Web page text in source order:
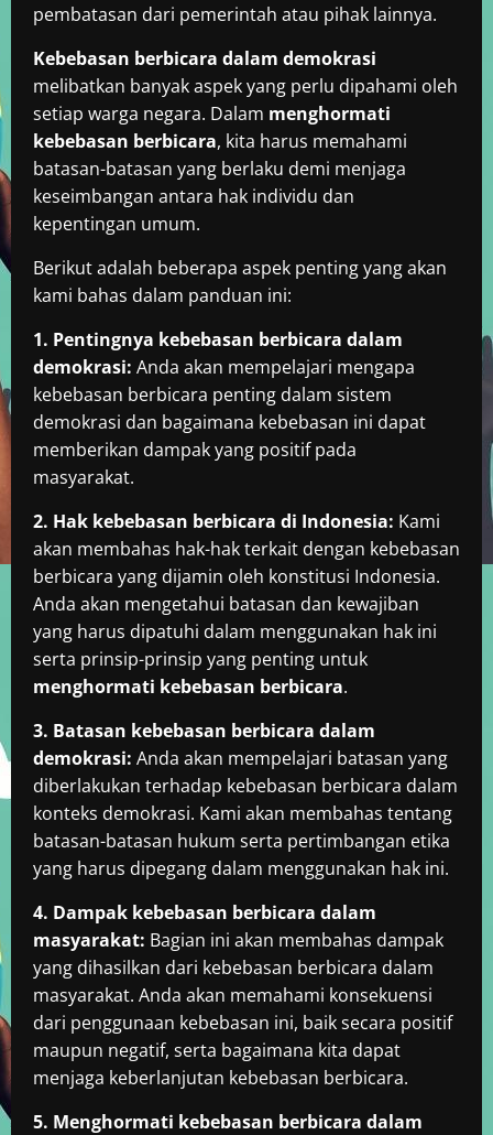
pembatasan dari pemerintah atau pihak lainnya.
Kebebasan berbicara dalam demokrasi
melibatkan banyak aspek yang perlu dipahami oleh
setiap warga negara. Dalam menghormati
kebebasan berbicara, kita harus memahami
batasan-batasan yang berlaku demi menjaga
keseimbangan antara hak individu dan
kepentingan umum.
Berikut adalah beberapa aspek penting yang akan
kami bahas dalam panduan ini:
1. Pentingnya kebebasan berbicara dalam
demokrasi: Anda akan mempelajari mengapa
kebebasan berbicara penting dalam sistem
demokrasi dan bagaimana kebebasan ini dapat
memberikan dampak yang positif pada
masyarakat.
2. Hak kebebasan berbicara di Indonesia: Kami
akan membahas hak-hak terkait dengan kebebasan
berbicara yang dijamin oleh konstitusi Indonesia.
Anda akan mengetahui batasan dan kewajiban
yang harus dipatuhi dalam menggunakan hak ini
serta prinsip-prinsip yang penting untuk
menghormati kebebasan berbicara.
3. Batasan kebebasan berbicara dalam
demokrasi: Anda akan mempelajari batasan yang
diberlakukan terhadap kebebasan berbicara dalam
konteks demokrasi. Kami akan membahas tentang
batasan-batasan hukum serta pertimbangan etika
yang harus dipegang dalam menggunakan hak ini.
4. Dampak kebebasan berbicara dalam
masyarakat: Bagian ini akan membahas dampak
yang dihasilkan dari kebebasan berbicara dalam
masyarakat. Anda akan memahami konsekuensi
dari penggunaan kebebasan ini, baik secara positif
maupun negatif, serta bagaimana kita dapat
menjaga keberlanjutan kebebasan berbicara.
5. Menghormati kebebasan berbicara dalam